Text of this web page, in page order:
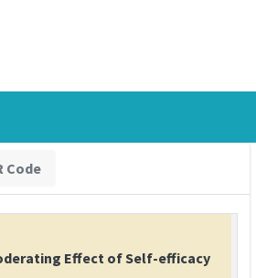
Code
Effect of Self-efficacy